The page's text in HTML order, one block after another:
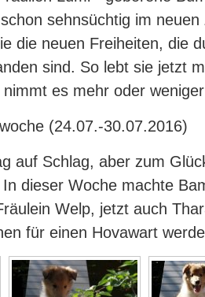
sehnsüchtig im
die neuen Freiheiten, die
sind. So lebt sie jetzt
es mehr oder
(24.07.-30.07.2016)
auf Schlag, aber zum
dieser Woche machte
Welp, jetzt auch
für einen Hovawart